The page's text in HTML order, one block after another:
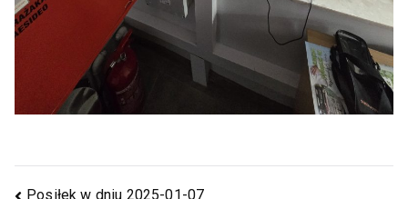
Posiłek w dniu 2025-01-07